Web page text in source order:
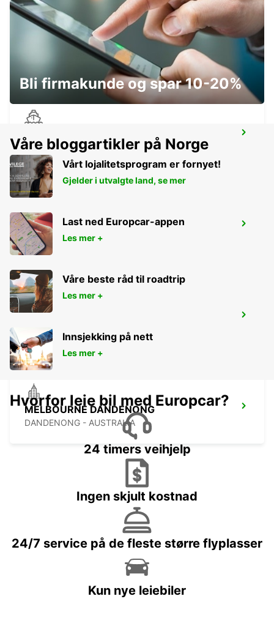
DEVONPORT CITY
DEVONPORT - AUSTRALIA
DEVONPORT FERRY TERMINAL
DEVONPORT - AUSTRALIA
MELBOURNE FRANKSTON
FRANKSTON - AUSTRALIA
BAIRNSDALE - AUSTRALIA
MELBOURNE DANDENONG
DANDENONG - AUSTRALIA
Bli firmakunde og spar 10-20%
Våre bloggartikler på Norge
Vårt lojalitetsprogram er fornyet!
Gjelder i utvalgte land, se mer
Last ned Europcar-appen
Les mer +
Våre beste råd til roadtrip
Les mer +
Innsjekking på nett
Les mer +
Hvorfor leie bil med Europcar?
24 timers veihjelp
Ingen skjult kostnad
24/7 service på de fleste større flyplasser
Kun nye leiebiler